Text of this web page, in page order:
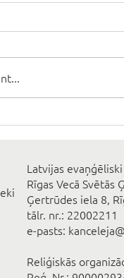
Latvijas
Rīgas Vecā Svētās
Ģertrūdes iela 8,
tālr. nr.: 22002211
e-pasts:
Reliģiskās